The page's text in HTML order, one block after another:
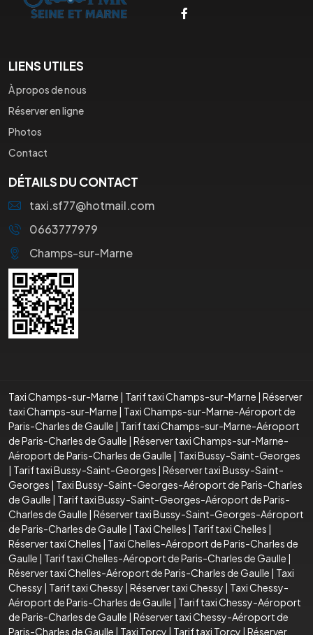
LIENS UTILES
À propos de nous
Réserver en ligne
Photos
Contact
DÉTAILS DU CONTACT
taxi.sf77@hotmail.com
0663777979
Champs-sur-Marne
Taxi Champs-sur-Marne | Tarif taxi Champs-sur-Marne | Réserver
taxi Champs-sur-Marne | Taxi Champs-sur-Marne-Aéroport de
Paris-Charles de Gaulle | Tarif taxi Champs-sur-Marne-Aéroport
de Paris-Charles de Gaulle | Réserver taxi Champs-sur-Marne-
Aéroport de Paris-Charles de Gaulle | Taxi Bussy-Saint-Georges
| Tarif taxi Bussy-Saint-Georges | Réserver taxi Bussy-Saint-
Georges | Taxi Bussy-Saint-Georges-Aéroport de Paris-Charles
de Gaulle | Tarif taxi Bussy-Saint-Georges-Aéroport de Paris-
Charles de Gaulle | Réserver taxi Bussy-Saint-Georges-Aéroport
de Paris-Charles de Gaulle | Taxi Chelles | Tarif taxi Chelles |
Réserver taxi Chelles | Taxi Chelles-Aéroport de Paris-Charles de
Gaulle | Tarif taxi Chelles-Aéroport de Paris-Charles de Gaulle |
Réserver taxi Chelles-Aéroport de Paris-Charles de Gaulle | Taxi
Chessy | Tarif taxi Chessy | Réserver taxi Chessy | Taxi Chessy-
Aéroport de Paris-Charles de Gaulle | Tarif taxi Chessy-Aéroport
de Paris-Charles de Gaulle | Réserver taxi Chessy-Aéroport de
Paris-Charles de Gaulle | Taxi Torcy | Tarif taxi Torcy | Réserver